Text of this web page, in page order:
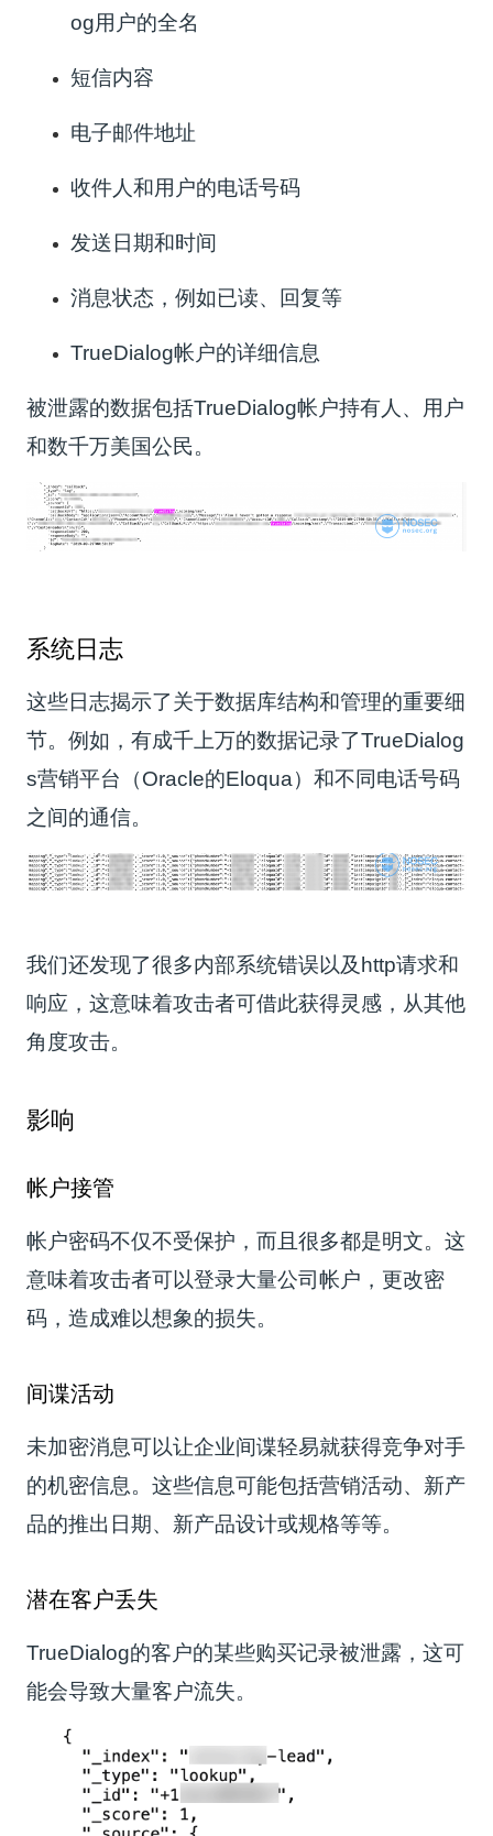
og用户的全名
短信内容
电子邮件地址
收件人和用户的电话号码
发送日期和时间
消息状态，例如已读、回复等
TrueDialog帐户的详细信息
被泄露的数据包括TrueDialog帐户持有人、用户
和数千万美国公民。
系统日志
这些日志揭示了关于数据库结构和管理的重要细
节。例如，有成千上万的数据记录了TrueDialog
s营销平台（Oracle的Eloqua）和不同电话号码
之间的通信。
我们还发现了很多内部系统错误以及http请求和
响应，这意味着攻击者可借此获得灵感，从其他
角度攻击。
影响
帐户接管
帐户密码不仅不受保护，而且很多都是明文。这
意味着攻击者可以登录大量公司帐户，更改密
码，造成难以想象的损失。
间谍活动
未加密消息可以让企业间谍轻易就获得竞争对手
的机密信息。这些信息可能包括营销活动、新产
品的推出日期、新产品设计或规格等等。
潜在客户丢失
TrueDialog的客户的某些购买记录被泄露，这可
能会导致大量客户流失。